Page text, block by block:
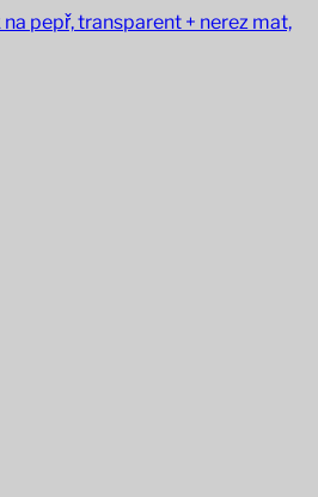
pepř, transparent + nerez mat,